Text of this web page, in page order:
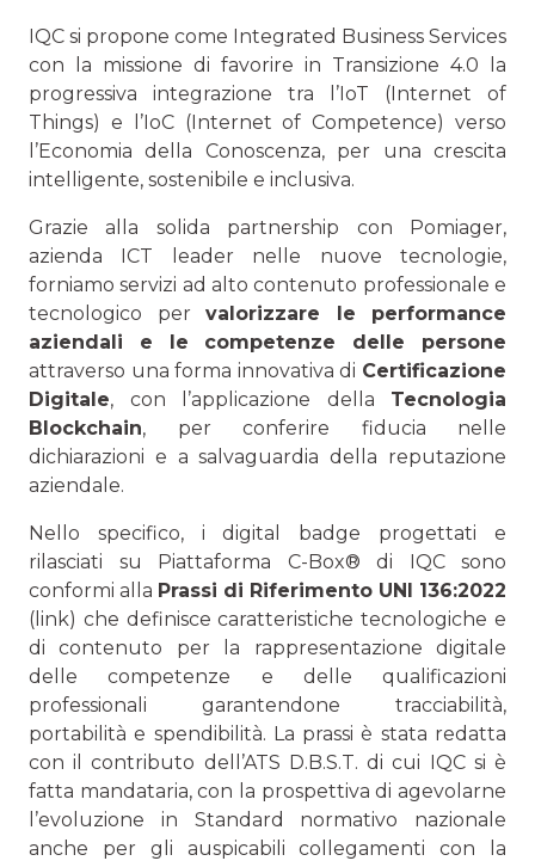
IQC si propone come Integrated Business Services
con la missione di favorire in Transizione 4.0 la
progressiva integrazione tra l’IoT (Internet of
Things) e l’IoC (Internet of Competence) verso
l’Economia della Conoscenza, per una crescita
intelligente, sostenibile e inclusiva.
Grazie alla solida partnership con Pomiager,
azienda ICT leader nelle nuove tecnologie,
forniamo servizi ad alto contenuto professionale e
tecnologico per valorizzare le performance
aziendali e le competenze delle persone
attraverso una forma innovativa di Certificazione
Digitale, con l’applicazione della Tecnologia
Blockchain, per conferire fiducia nelle
dichiarazioni e a salvaguardia della reputazione
aziendale.
Nello specifico, i digital badge progettati e
rilasciati su Piattaforma C-Box® di IQC sono
conformi alla Prassi di Riferimento UNI 136:2022
(link) che definisce caratteristiche tecnologiche e
di contenuto per la rappresentazione digitale
delle competenze e delle qualificazioni
professionali garantendone tracciabilità,
portabilità e spendibilità. La prassi è stata redatta
con il contributo dell’ATS D.B.S.T. di cui IQC si è
fatta mandataria, con la prospettiva di agevolarne
l’evoluzione in Standard normativo nazionale
anche per gli auspicabili collegamenti con la